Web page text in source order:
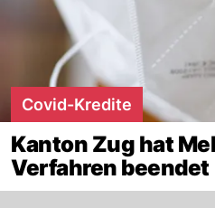
Covid-Kredite
Kanton Zug hat
Verfahren beendet